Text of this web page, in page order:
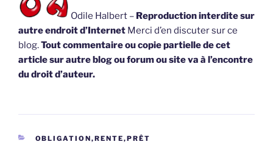
Odile Halbert – Reproduction interdite sur
autre endroit d’Internet Merci d’en discuter sur ce
blog.Tout commentaire ou copie partielle de cet
article sur autre blog ou forum ou site va à l’encontre
du droit d’auteur.
CATÉGORIES
OBLIGATION,RENTE,PRÊT